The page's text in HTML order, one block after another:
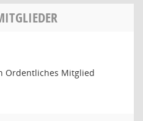
Ordentliches Mitglied